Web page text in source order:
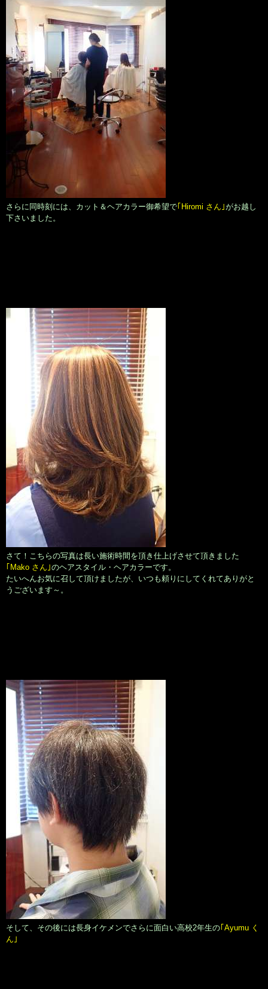
さらに同時刻には、カット＆ヘアカラー御希望で｢Hiromi さん｣がお越し
下さいました。
さて！こちらの写真は長い施術時間を頂き仕上げさせて頂きました
｢Mako さん｣のヘアスタイル・ヘアカラーです。
たいへんお気に召して頂けましたが、いつも頼りにしてくれてありがと
うございます～。
そして、その後には長身イケメンでさらに面白い高校2年生の｢Ayumu く
ん｣